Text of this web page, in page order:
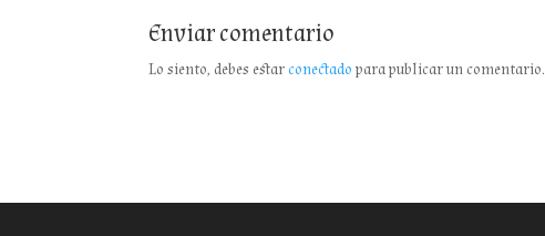
Enviar comentario
Lo siento, debes estar conectado para publicar un comentario.